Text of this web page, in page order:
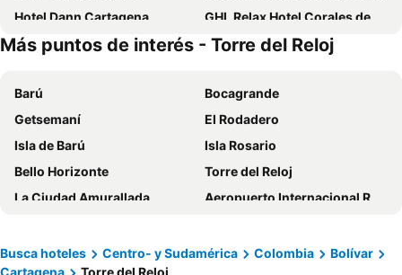
Hotel Dann Cartagena
GHL Relax Hotel Corales de Indias
Hotel Las Américas Casa de Playa
Hotel Regatta Cartagena
Sonesta Hotel Cartagena
Oz Hotel Luxury
Hotel Stil Cartagena
Mintaka Hotel + Lounge
Playa Norte Hotel
Holiday Inn Cartagena Morros By Ihg
Hyatt Regency Cartagena
InterContinental Cartagena De Indias by IHG
Hotel Don Pedro De Heredia
Kim
Hotel Virrey Cartagena
Hotel Ayenda Casa Cano 1805
Más puntos de interés - Torre del Reloj
Barú
Bocagrande
Getsemaní
El Rodadero
Isla de Barú
Isla Rosario
Bello Horizonte
Torre del Reloj
La Ciudad Amurallada
Aeropuerto Internacional Rafael Núñez
Parque Nacional Tayrona
Centro de Convenciones
Busca hoteles Centro- y Sudamérica Colombia
Bolívar